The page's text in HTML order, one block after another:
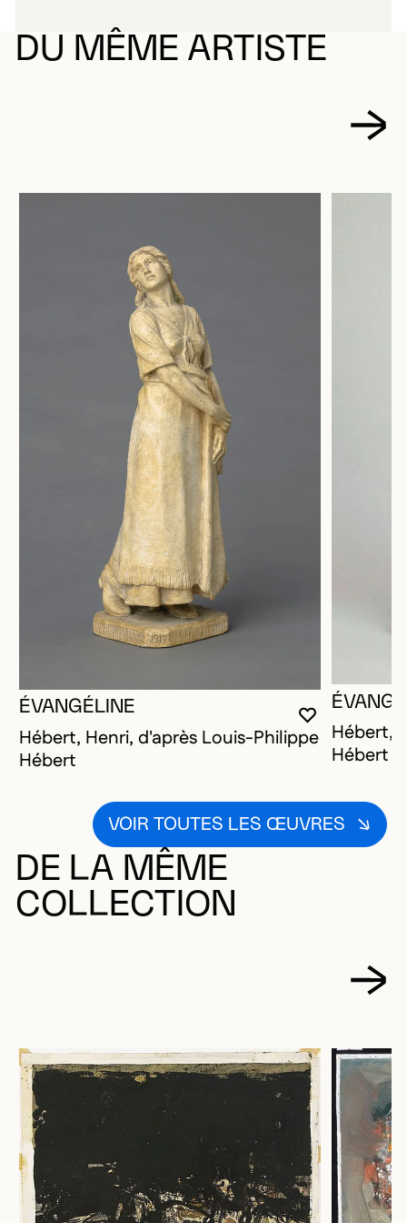
DU MÊME ARTISTE
VOUS
FERMER
OUVRIR LA
ÉVANGÉLINE
Hébert, Henri, d'après Louis-Philippe
Hébert
Hébert,
Hébert
VOIR TOUTES LES ŒUVRES
DE LA MÊME
COLLECTION